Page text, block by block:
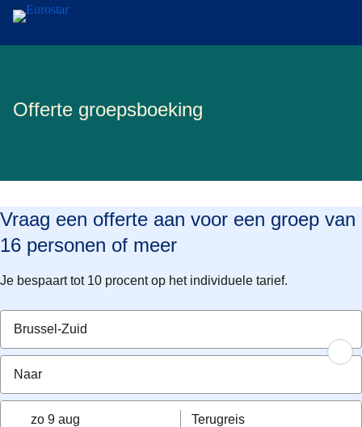
Naar hoofdinhoud
Offerte groepsboeking
Vraag een offerte aan voor een groep van
16 personen of meer
Je bespaart tot 10 procent op het individuele tarief.
zo 9 aug Terugreis